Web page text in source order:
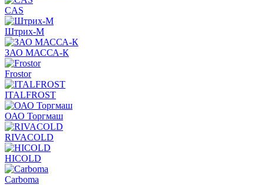
CAS
Штрих-М
ЗАО МАССА-К
Frostor
ITALFROST
ОАО Торгмаш
RIVACOLD
HICOLD
Carboma